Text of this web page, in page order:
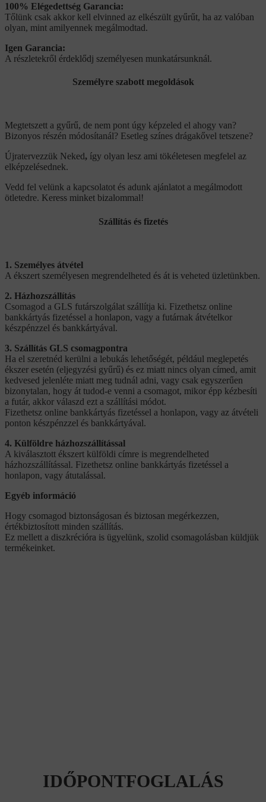
100% Elégedettség Garancia:
Tőlünk csak akkor kell elvinned az elkészült gyűrűt, ha az valóban
olyan, mint amilyennek megálmodtad.
Igen Garancia:
A részletekről érdeklődj személyesen munkatársunknál.
Személyre szabott megoldások
Megtetszett a gyűrű, de nem pont úgy képzeled el ahogy van?
Bizonyos részén módosítanál? Esetleg színes drágakővel tetszene?
Újratervezzük Neked, így olyan lesz ami tökéletesen megfelel az
elképzelésednek.
Vedd fel velünk a kapcsolatot és adunk ajánlatot a megálmodott
ötletedre. Keress minket bizalommal!
Szállítás és fizetés
1. Személyes átvétel
A ékszert személyesen megrendelheted és át is veheted üzletünkben.
2. Házhozszállítás
Csomagod a GLS futárszolgálat szállítja ki. Fizethetsz online
bankkártyás fizetéssel a honlapon, vagy a futárnak átvételkor
készpénzzel és bankkártyával.
3. Szállítás GLS csomagpontra
Ha el szeretnéd kerülni a lebukás lehetőségét, például meglepetés
ékszer esetén (eljegyzési gyűrű) és ez miatt nincs olyan címed, amit
kedvesed jelenléte miatt meg tudnál adni, vagy csak egyszerűen
bizonytalan, hogy át tudod-e venni a csomagot, mikor épp kézbesíti
a futár, akkor válaszd ezt a szállítási módot.
Fizethetsz online bankkártyás fizetéssel a honlapon, vagy az átvételi
ponton készpénzzel és bankkártyával.
4. Külföldre házhozszállítással
A kiválasztott ékszert külföldi címre is megrendelheted
házhozszállítással. Fizethetsz online bankkártyás fizetéssel a
honlapon, vagy átutalással.
Egyéb információ
Hogy csomagod biztonságosan és biztosan megérkezzen,
értékbiztosított minden szállítás.
Ez mellett a diszkrécióra is ügyelünk, szolid csomagolásban küldjük
termékeinket.
IDŐPONTFOGLALÁS